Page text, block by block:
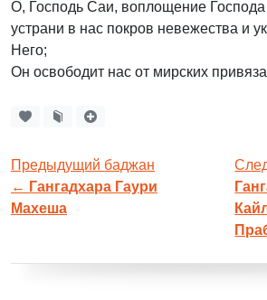
О, Господь Саи, воплощение
устрани в нас покров невежества и
Него;
Он освободит нас от мирских
Предыдущий баджан
← Гангадхара Гаури
Махеша